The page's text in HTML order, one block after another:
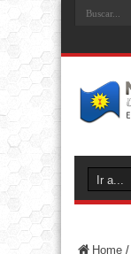
Home /